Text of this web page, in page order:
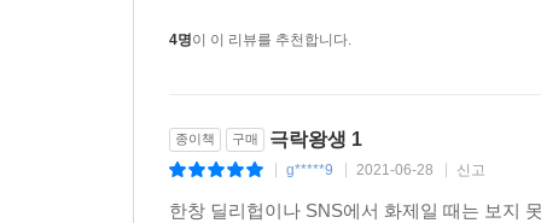
4명이 이 리뷰를 추천합니다.
종이책 구매 극락왕생 1
g*****9 2021-06-28 신고
한창 딜리헙이나 SNS에서 화제일 때는 보지